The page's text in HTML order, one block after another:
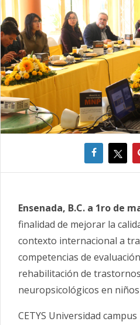
Ensenada, B.C. a 1ro de
finalidad de mejorar la
contexto internacional a
competencias de
rehabilitación de
neuropsicológicos en
CETYS Universidad